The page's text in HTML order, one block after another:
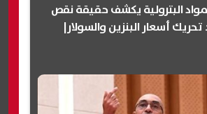
البترولية يكشف حقيقة نقص
أسعار البنزين والسولار|